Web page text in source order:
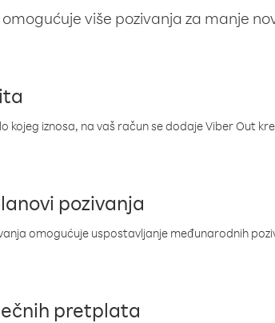
više pozivanja za manje
kojeg iznosa, na vaš račun se dodaje Viber Out
pozivanja
omogućuje uspostavljanje međunarodnih
pretplata